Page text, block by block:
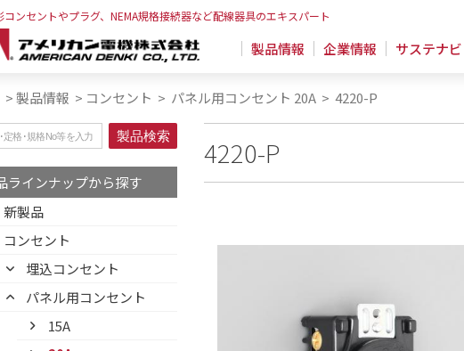
コンセントやプラグ、NEMA規格接続器など配線器具のエキスパート
製品情報 企業情報 サステナ
>製品情報 > コンセント > パネル用コンセント 20A > 4220-P
ラインナップから探す
新製品
コンセント
埋込コンセント
パネル用コンセント
15A
4220-P